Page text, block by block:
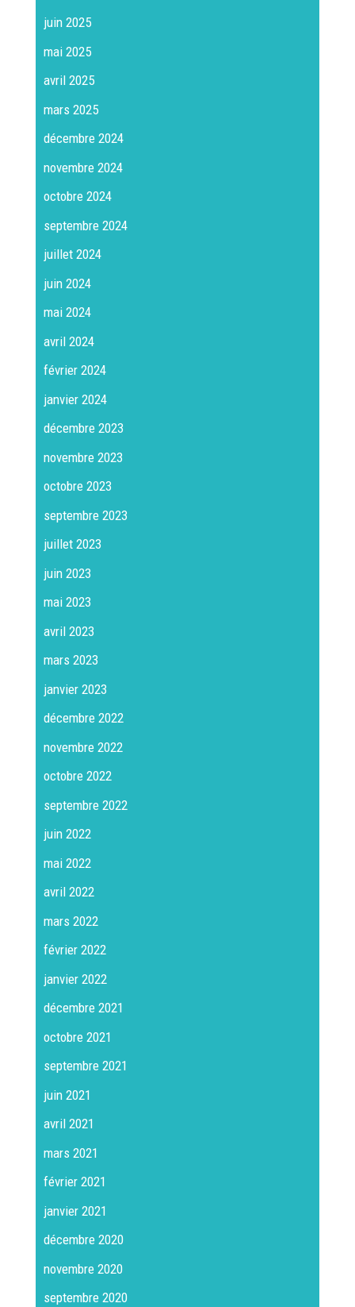
juin 2025
mai 2025
avril 2025
mars 2025
décembre 2024
novembre 2024
octobre 2024
septembre 2024
juillet 2024
juin 2024
mai 2024
avril 2024
février 2024
janvier 2024
décembre 2023
novembre 2023
octobre 2023
septembre 2023
juillet 2023
juin 2023
mai 2023
avril 2023
mars 2023
janvier 2023
décembre 2022
novembre 2022
octobre 2022
septembre 2022
juin 2022
mai 2022
avril 2022
mars 2022
février 2022
janvier 2022
décembre 2021
octobre 2021
septembre 2021
juin 2021
avril 2021
mars 2021
février 2021
janvier 2021
décembre 2020
novembre 2020
septembre 2020